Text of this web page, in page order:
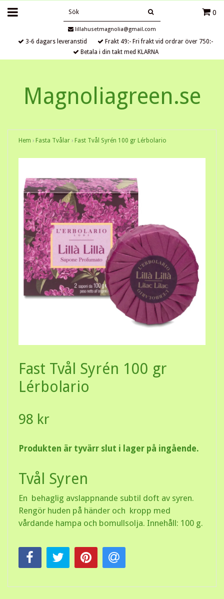
0
lillahusetmagnolia@gmail.com
3-6 dagars leveranstid
Frakt 49:- Fri frakt vid ordrar över 750:-
Betala i din takt med KLARNA
Magnoliagreen.se
Hem › Fasta Tvålar › Fast Tvål Syrén 100 gr Lérbolario
Fast Tvål Syrén 100 gr
Lérbolario
98 kr
Produkten är tyvärr slut i lager på ingående.
Tvål Syren
En behaglig avslappnande subtil doft av syren.
Rengör huden på händer och kropp med
vårdande hampa och bomullsolja. Innehåll: 100 g.